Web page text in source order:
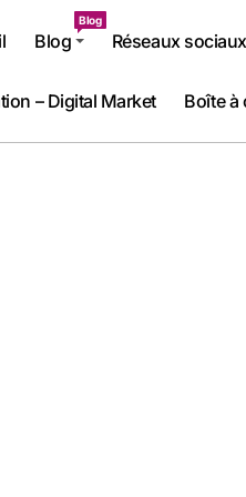
Blog
Blog
Réseaux sociaux
– Digital Market Boîte à